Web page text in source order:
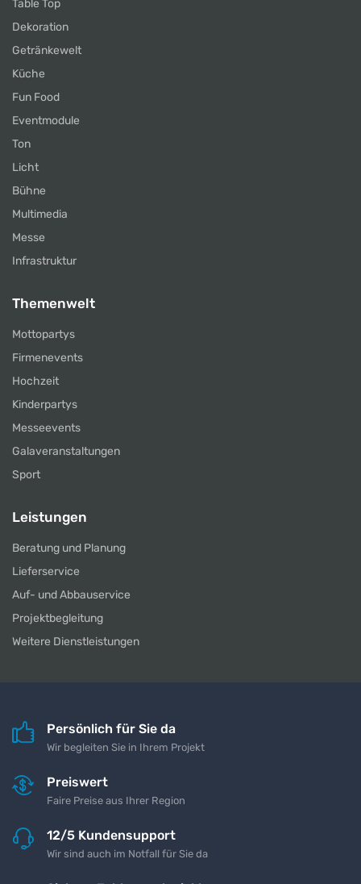
Table Top
Dekoration
Getränkewelt
Küche
Fun Food
Eventmodule
Ton
Licht
Bühne
Multimedia
Messe
Infrastruktur
Themenwelt
Mottopartys
Firmenevents
Hochzeit
Kinderpartys
Messeevents
Galaveranstaltungen
Sport
Leistungen
Beratung und Planung
Lieferservice
Auf- und Abbauservice
Projektbegleitung
Weitere Dienstleistungen
Persönlich für Sie da
Wir begleiten Sie in Ihrem Projekt
Preiswert
Faire Preise aus Ihrer Region
12/5 Kundensupport
Wir sind auch im Notfall für Sie da